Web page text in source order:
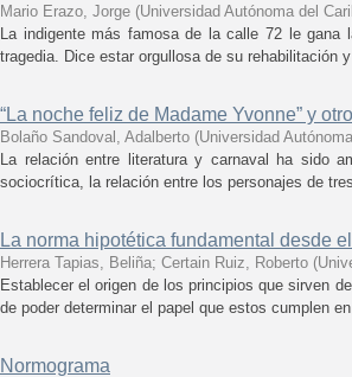
Mario Erazo, Jorge (Universidad Autónoma del
La indigente más famosa de la calle 72 le
tragedia. Dice estar orgullosa de su rehabilitación
“La noche feliz de Madame Yvonne” y
Bolaño Sandoval, Adalberto (Universidad
La relación entre literatura y carnaval ha sido
sociocrítica, la relación entre los personajes de
La norma hipotética fundamental desde
Herrera Tapias, Beliña; Certain Ruiz, Roberto (
Establecer el origen de los principios que sirven
de poder determinar el papel que estos cumplen
Normograma